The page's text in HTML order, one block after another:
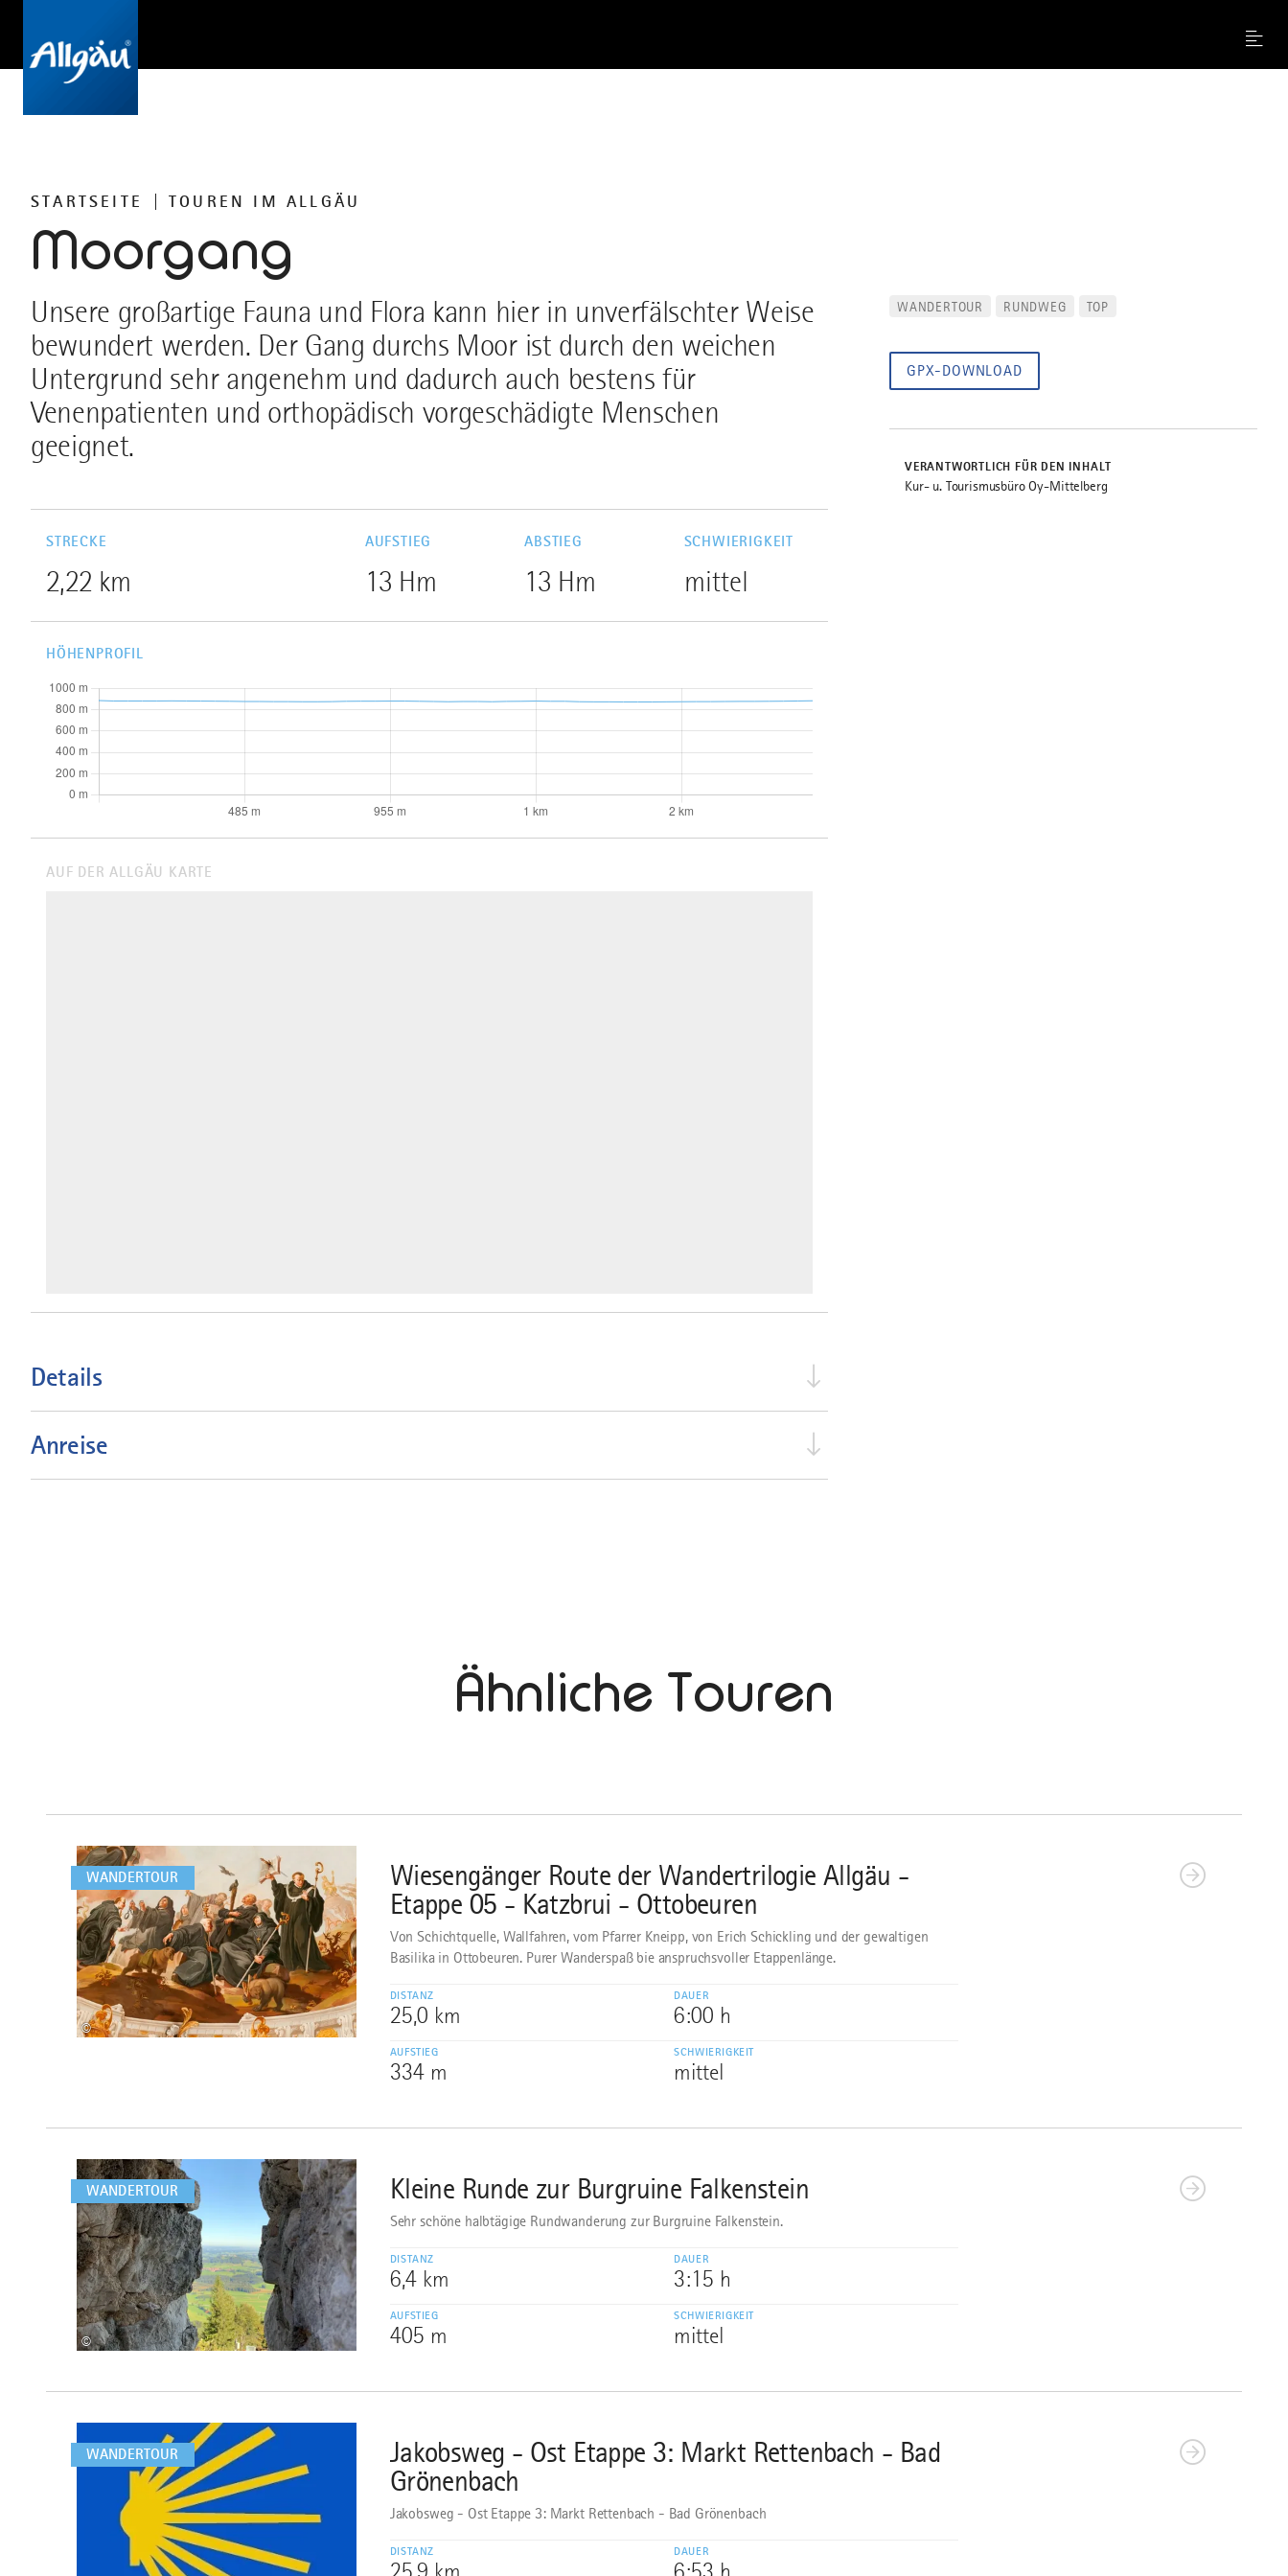
Menu
STARTSEITE TOUREN IM ALLGÄU
Moorgang
Unsere großartige Fauna und Flora kann hier in unverfälschter Weise
bewundert werden. Der Gang durchs Moor ist durch den weichen
Untergrund sehr angenehm und dadurch auch bestens für
Venenpatienten und orthopädisch vorgeschädigte Menschen
geeignet.
STRECKE
2,22 km
AUFSTIEG
13 Hm
ABSTIEG
13 Hm
SCHWIERIGKEIT
mittel
HÖHENPROFIL
AUF DER ALLGÄU KARTE
Details
Anreise
WANDERTOUR RUNDWEG TOP
GPX-DOWNLOAD
VERANTWORTLICH FÜR DEN INHALT
Kur- u. Tourismusbüro Oy-Mittelberg
Ähnliche Touren
WANDERTOUR
1
Wiesengänger Route der Wandertrilogie Allgäu -
Etappe 05 - Katzbrui - Ottobeuren
©
Von Schichtquelle, Wallfahren, vom Pfarrer Kneipp, von Erich Schickling und der gewaltigen
Basilika in Ottobeuren. Purer Wanderspaß bie anspruchsvoller Etappenlänge.
DISTANZ
25,0 km
DAUER
6:00 h
AUFSTIEG
334 m
SCHWIERIGKEIT
mittel
WANDERTOUR
2
Kleine Runde zur Burgruine Falkenstein
©
Sehr schöne halbtägige Rundwanderung zur Burgruine Falkenstein.
DISTANZ
6,4 km
DAUER
3:15 h
AUFSTIEG
405 m
SCHWIERIGKEIT
mittel
WANDERTOUR
3
Jakobsweg - Ost Etappe 3: Markt Rettenbach - Bad
Grönenbach
Jakobsweg - Ost Etappe 3: Markt Rettenbach - Bad Grönenbach
DISTANZ DAUER